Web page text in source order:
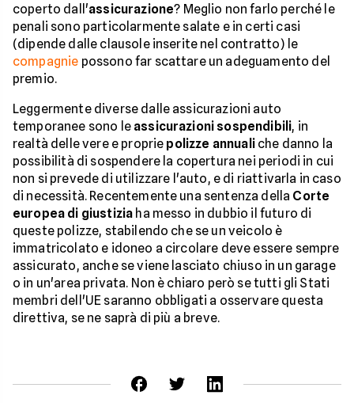
coperto dall'assicurazione? Meglio non farlo perché le
penali sono particolarmente salate e in certi casi
(dipende dalle clausole inserite nel contratto) le
compagnie possono far scattare un adeguamento del
premio.
Leggermente diverse dalle assicurazioni auto
temporanee sono le assicurazioni sospendibili, in
realtà delle vere e proprie polizze annualiche danno la
possibilità di sospendere la copertura nei periodi in cui
non si prevede di utilizzare l'auto, e di riattivarla in caso
di necessità. Recentemente una sentenza della Corte
europea di giustizia ha messo in dubbio il futuro di
queste polizze, stabilendo che se un veicolo è
immatricolato e idoneo a circolare deve essere sempre
assicurato, anche se viene lasciato chiuso in un garage
o in un'area privata. Non è chiaro però se tutti gli Stati
membri dell'UE saranno obbligati a osservare questa
direttiva, se ne saprà di più a breve.